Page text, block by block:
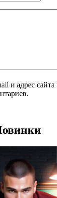
и адрес сайта